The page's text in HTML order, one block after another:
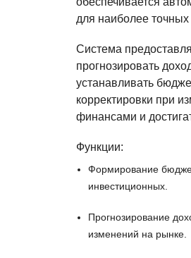
для наиболее
Система
прогнозировать
устанавливать
корректировки при
финансами и
Функции:
Формирование
инвестиционных.
Прогнозирование
изменений на рынке.